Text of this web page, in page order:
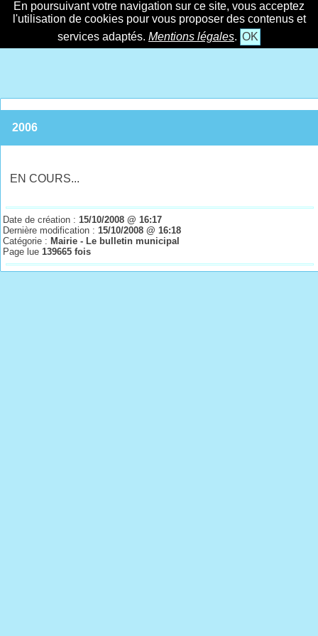
En poursuivant votre navigation sur ce site, vous acceptez
l'utilisation de cookies pour vous proposer des contenus et
services adaptés. Mentions légales. OK
2006
EN COURS...
Date de création :15/10/2008 @ 16:17
Dernière modification :15/10/2008 @ 16:18
Catégorie : Mairie - Le bulletin municipal
Page lue139665 fois